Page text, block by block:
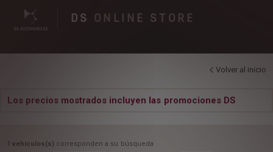
DS ONLINE STORE
Volver al inicio
Los precios mostrados incluyen las promociones DS
1 vehiculos(s) corresponden a su búsqueda